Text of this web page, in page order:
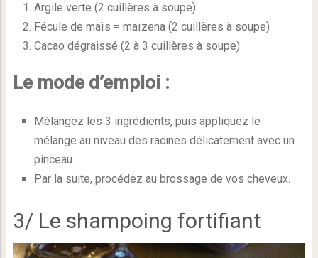
Argile verte (2 cuillères à soupe)
Fécule de maïs = maïzena (2 cuillères à soupe)
Cacao dégraissé (2 à 3 cuillères à soupe)
Le mode d’emploi :
Mélangez les 3 ingrédients, puis appliquez le
mélange au niveau des racines délicatement avec un
pinceau.
Par la suite, procédez au brossage de vos cheveux.
3/ Le shampoing fortifiant